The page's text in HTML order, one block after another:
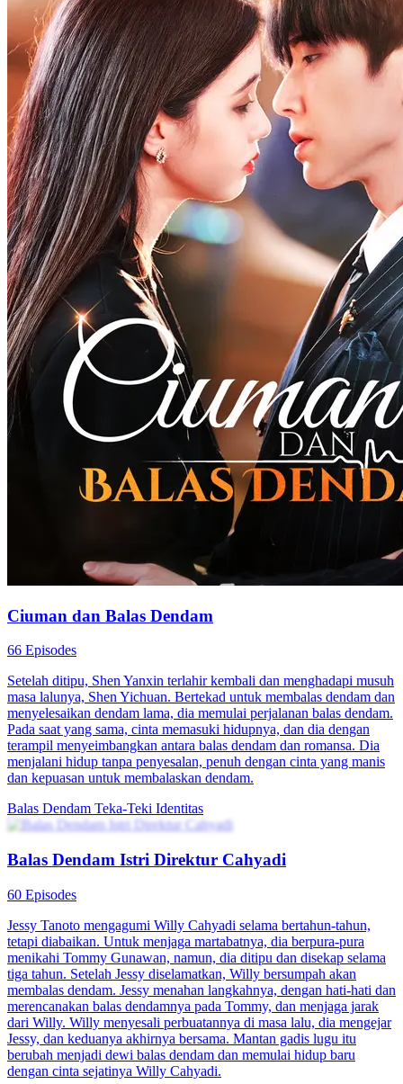
Balas Dendam Seorang Janda
81 Episodes
Sang Xue buta→keluarga dibantai jadi tersangka amnesia。Nikah
kilat dengan Qi Rufeng。Qi tewas selidiki kebenaran, ia
transplantasi kornea lalu kabur bawa anak。5 tahun kemudian balik,
jatuh cinta pada ipar balas dendam, ungkap identitas gandanya
Balas Dendam Kesempatan Kedua